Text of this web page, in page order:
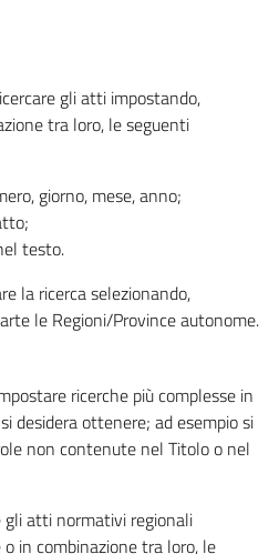
gli atti impostando,
tra loro, le seguenti
giorno, mese, anno;
testo.
la ricerca selezionando,
le Regioni/Province autonome.
ricerche più complesse in
desidera ottenere; ad esempio si
non contenute nel Titolo o nel
gli atti normativi regionali
in combinazione tra loro, le